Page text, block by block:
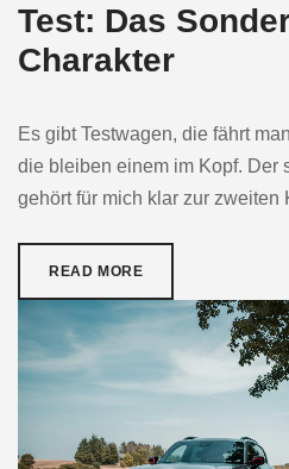
Test: Das
Charakter
Es gibt Testwagen, die fährt
die bleiben einem im Kopf. Der
gehört für mich klar zur
READ MORE